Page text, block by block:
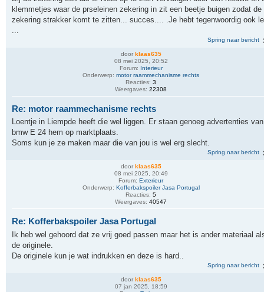
klemmetjes waar de prseleinen zekering in zit een beetje buigen zodat de
zekering strakker komt te zitten... succes.... .Je hebt tegenwoordig ook
Spring naar bericht
door klaas635
08 mei 2025, 20:52
Forum: Interieur
Onderwerp: motor raammechanisme rechts
Reacties: 3
Weergaves: 22308
Re: motor raammechanisme rechts
Loentje in Liempde heeft die wel liggen. Er staan genoeg advertenties van
bmw E 24 hem op marktplaats.
Soms kun je ze maken maar die van jou is wel erg slecht.
Spring naar bericht
door klaas635
08 mei 2025, 20:49
Forum: Exterieur
Onderwerp: Kofferbakspoiler Jasa Portugal
Reacties: 5
Weergaves: 40547
Re: Kofferbakspoiler Jasa Portugal
Ik heb wel gehoord dat ze vrij goed passen maar het is ander materiaal
de originele.
De originele kun je wat indrukken en deze is hard..
Spring naar bericht
door klaas635
07 jan 2025, 18:59